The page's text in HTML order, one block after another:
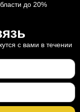
до 20%
с вами в течении